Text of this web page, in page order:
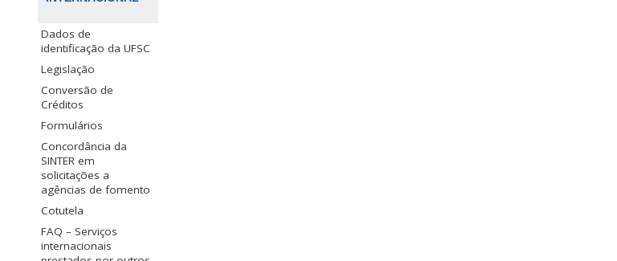
Dados de
identificação da UFSC
Legislação
Conversão de
Créditos
Formulários
Concordância da
SINTER em
solicitações a
agências de fomento
Cotutela
FAQ – Serviços
internacionais